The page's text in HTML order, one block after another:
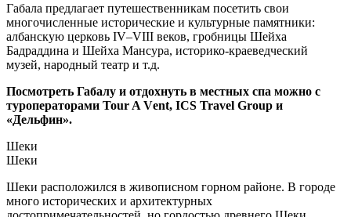
Габала предлагает путешественникам посетить свои
многочисленные исторические и культурные памятники:
албанскую церковь IV–VIII веков, гробницы Шейха
Бадраддина и Шейха Мансура, историко-краеведческий
музей, народный театр и т.д.
Посмотреть Габалу и отдохнуть в местных спа можно с
туроператорами Tour A Vеnt, ICS Travel Group и
«Дельфин».
Шеки
Шеки
Шеки расположился в живописном горном районе. В городе
много исторических и архитектурных